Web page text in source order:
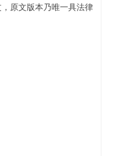
原文版本乃唯一具法律